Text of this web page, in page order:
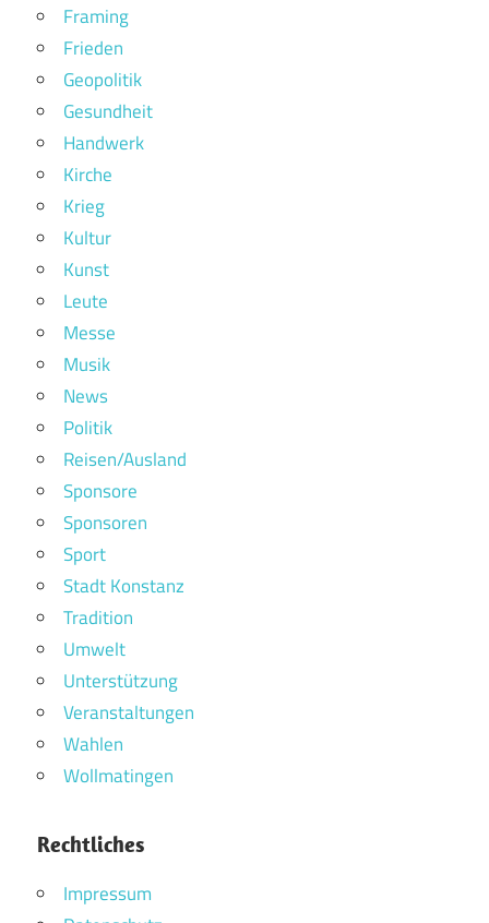
Framing
Frieden
Geopolitik
Gesundheit
Handwerk
Kirche
Krieg
Kultur
Kunst
Leute
Messe
Musik
News
Politik
Reisen/Ausland
Sponsore
Sponsoren
Sport
Stadt Konstanz
Tradition
Umwelt
Unterstützung
Veranstaltungen
Wahlen
Wollmatingen
Rechtliches
Impressum